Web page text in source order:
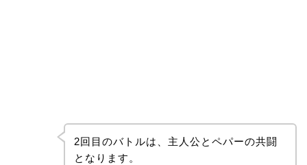
2回目のバトルは、主人公とペパーの共闘
となります。